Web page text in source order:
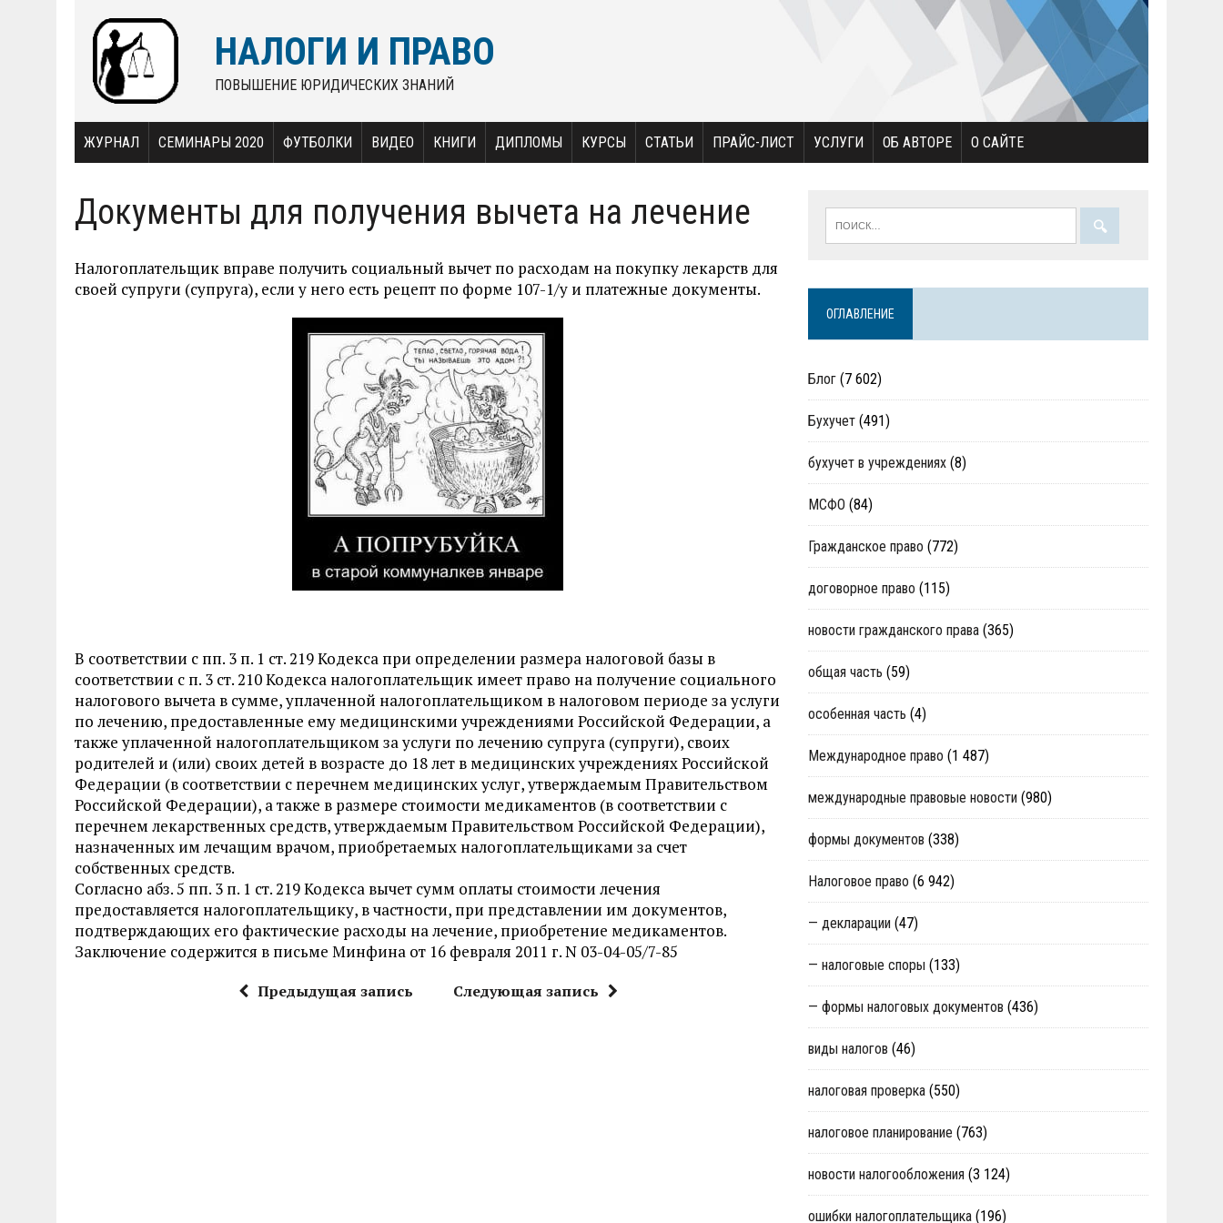
НАЛОГИ И ПРАВО
ПОВЫШЕНИЕ ЮРИДИЧЕСКИХ ЗНАНИЙ
ЖУРНАЛ СЕМИНАРЫ 2020 ФУТБОЛКИ ВИДЕО КНИГИ ДИПЛОМЫ КУРСЫ СТАТЬИ ПРАЙС-ЛИСТ УСЛУГИ ОБ АВТОРЕ О САЙТЕ
Документы для получения вычета на лечение
Налогоплательщик вправе получить социальный вычет по расходам на покупку лекарств для
своей супруги (супруга), если у него есть рецепт по форме 107-1/у и платежные документы.
В соответствии с пп. 3 п. 1 ст. 219Кодекса при определении размера налоговой базы в
соответствии с п. 3 ст. 210Кодекса налогоплательщик имеет право на получение социального
налогового вычета в сумме, уплаченной налогоплательщиком в налоговом периоде за услуги
по лечению, предоставленные ему медицинскими учреждениями Российской Федерации, а
также уплаченной налогоплательщиком за услуги по лечению супруга (супруги), своих
родителей и (или) своих детей в возрасте до 18 лет в медицинских учреждениях Российской
Федерации (в соответствии с перечнем медицинских услуг, утверждаемым Правительством
Российской Федерации), а также в размере стоимости медикаментов (в соответствии с
перечнем лекарственных средств, утверждаемым Правительством Российской Федерации),
назначенных им лечащим врачом, приобретаемых налогоплательщиками за счет
собственных средств.
Согласно абз. 5 пп. 3 п. 1 ст. 219Кодекса вычет сумм оплаты стоимости лечения
предоставляется налогоплательщику, в частности, при представлении им документов,
подтверждающих его фактические расходы на лечение, приобретение медикаментов.
Заключение содержится в письме Минфина от 16 февраля 2011 г. N 03-04-05/7-85
Предыдущая запись Следующая запись
ОГЛАВЛЕНИЕ
Блог (7 602)
Бухучет (491)
бухучет в учреждениях (8)
МСФО (84)
Гражданское право (772)
договорное право (115)
новости гражданского права (365)
общая часть (59)
особенная часть (4)
Международное право (1 487)
международные правовые новости (980)
формы документов (338)
Налоговое право (6 942)
— декларации (47)
— налоговые споры (133)
— формы налоговых документов (436)
виды налогов (46)
налоговая проверка (550)
налоговое планирование (763)
новости налогообложения (3 124)
ошибки налогоплательщика (196)